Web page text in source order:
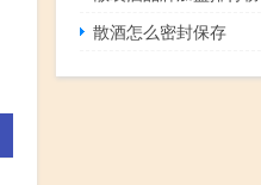
散酒怎么密封保存